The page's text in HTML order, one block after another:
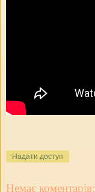
Надати доступ
Немає коментарів: